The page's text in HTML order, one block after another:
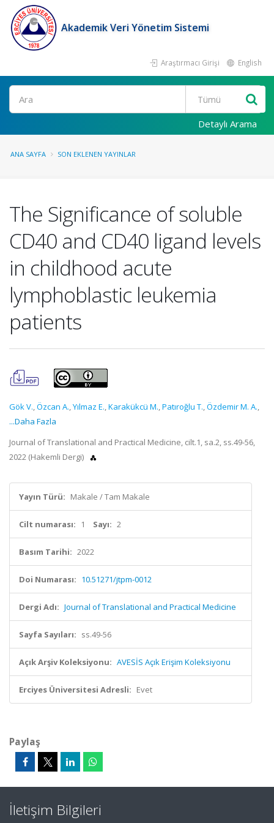
Akademik Veri Yönetim Sistemi
Araştırmacı Girişi English
Ara
Detaylı Arama
ANA SAYFA SON EKLENEN YAYINLAR
The Significance of soluble
CD40 and CD40 ligand levels
in childhood acute
lymphoblastic leukemia
patients
Gök V.,Özcan A.,Yılmaz E.,Karakükcü M.,Patıroğlu T.,Özdemir M. A.,
...Daha Fazla
Journal of Translational and Practical Medicine, cilt.1, sa.2, ss.49-56,
2022 (Hakemli Dergi)
Yayın Türü: Makale / Tam Makale
Cilt numarası: 1 Sayı: 2
Basım Tarihi: 2022
Doi Numarası: 10.51271/jtpm-0012
Dergi Adı: Journal of Translational and Practical Medicine
Sayfa Sayıları: ss.49-56
Açık Arşiv Koleksiyonu: AVESİS Açık Erişim Koleksiyonu
Erciyes Üniversitesi Adresli: Evet
Paylaş
İletişim Bilgileri